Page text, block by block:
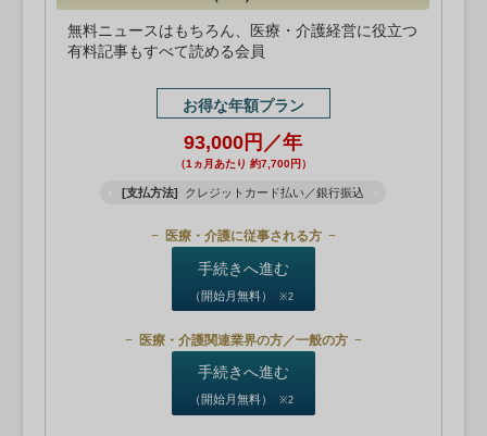
無料ニュースはもちろん、医療・介護経営に役立つ
有料記事もすべて読める会員
お得な年額プラン
93,000円／年
（1ヵ月あたり 約7,700円）
[支払方法] クレジットカード払い／銀行振込
医療・介護に従事される方
手続きへ進む
（開始月無料） ※2
医療・介護関連業界の方／一般の方
手続きへ進む
（開始月無料） ※2